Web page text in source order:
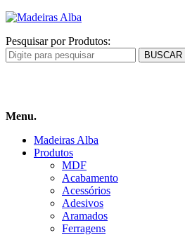
Pesquisar por Produtos:
Menu.
Madeiras Alba
Produtos
MDF
Acabamento
Acessórios
Adesivos
Aramados
Ferragens